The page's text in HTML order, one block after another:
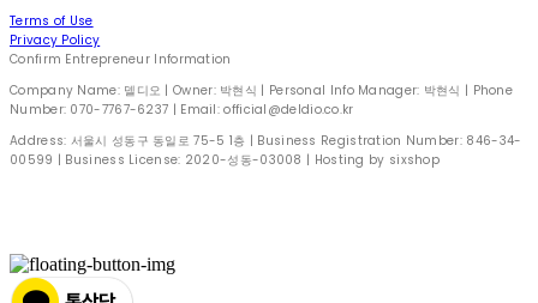
Terms of Use
Privacy Policy
Confirm Entrepreneur Information
Company Name: 델디오 | Owner: 박현식 | Personal Info Manager: 박현식 | Phone
Number: 070-7767-6237 | Email: official@deldio.co.kr
Address: 서울시 성동구 동일로 75-5 1층 | Business Registration Number: 846-34-
00599 | Business License: 2020-성동-03008 | Hosting by sixshop